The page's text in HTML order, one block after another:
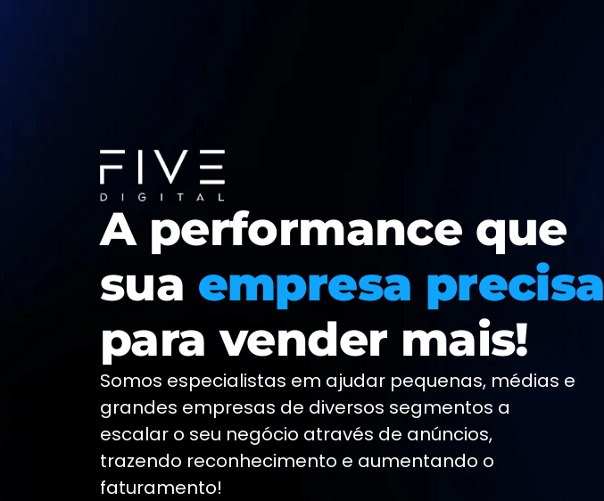
A performance que
sua empresa precisa
para vender mais!
Somos especialistas em ajudar pequenas, médias e
grandes empresas de diversos segmentos a
escalar o seu negócio através de anúncios,
trazendo reconhecimento e aumentando o
faturamento!